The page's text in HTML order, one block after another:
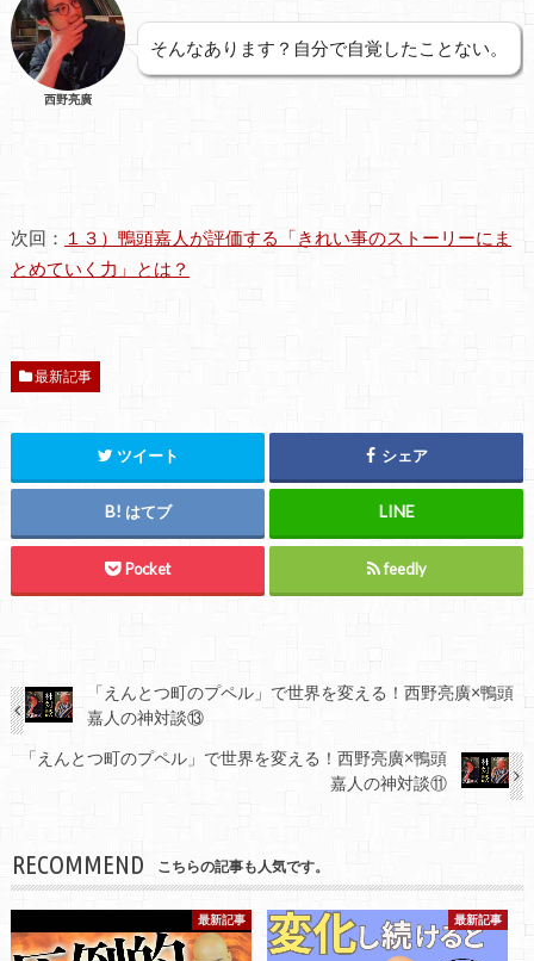
西野亮廣
そんなあります？自分で自覚したことない。
次回： １３）鴨頭嘉人が評価する「きれい事のストーリーにま
とめていく力」とは？
最新記事
ツイート シェア
はてブ
Pocket feedly
「えんとつ町のプペル」で世界を変える！西野亮廣×鴨頭
嘉人の神対談⑬
「えんとつ町のプペル」で世界を変える！西野亮廣×鴨頭
嘉人の神対談⑪
RECOMMEND こちらの記事も人気です。
最新記事 最新記事